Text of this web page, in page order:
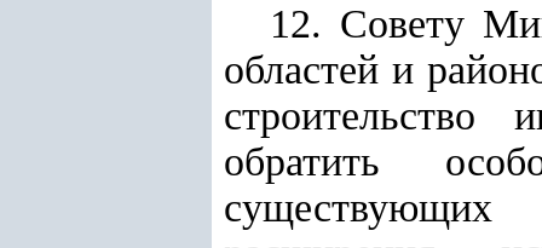
12. Совету
областей и
обратить